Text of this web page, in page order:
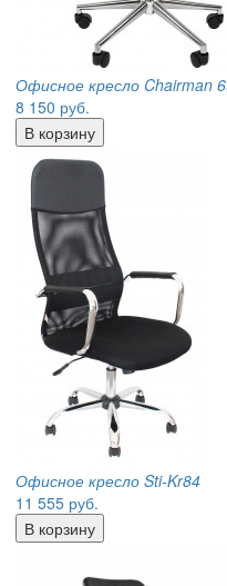
Офисное кресло Chairman
8 150 руб.
Офисное кресло Sti-Kr84
11 555 руб.